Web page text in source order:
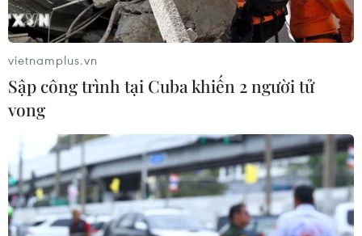
động kinh doanh do phải đáp ứng hàng loạt các quy
định khác nữa.
vietnamplus.vn
Sập công trình tại Cuba khiến 2 người tử
vong